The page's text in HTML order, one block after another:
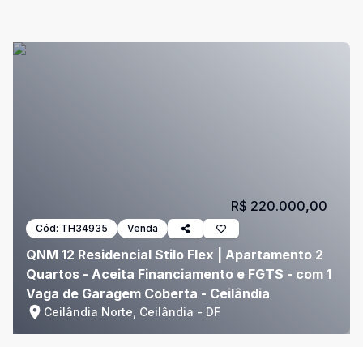
Cód: TH34935 Venda
QNM 12 Residencial Stilo Flex | Apartamento 2
Quartos - Aceita Financiamento e FGTS - com 1
Vaga de Garagem Coberta - Ceilândia
Ceilândia Norte, Ceilândia - DF
R$ 220.000,00